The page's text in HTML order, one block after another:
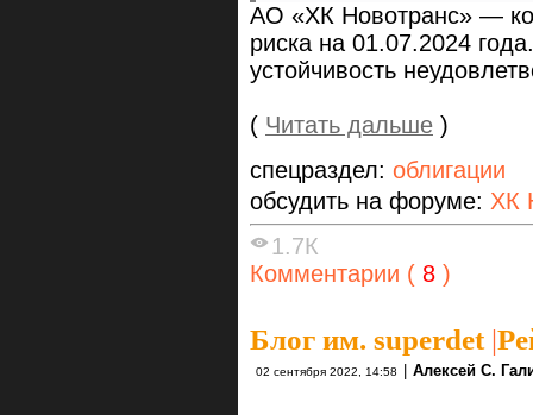
АО «ХК Новотранс» —
риска на 01.07.2024
устойчивость
( Читать дальше )
спецраздел: облигации
обсудить на форуме: ХК
1.7К
Комментарии ( 8 )
Блог им. superdet|
02 сентября 2022, 14:58 Алексей С.